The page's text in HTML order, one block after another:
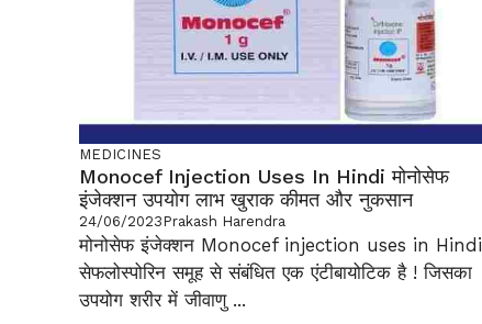
MEDICINES
Monocef Injection Uses In Hindi मोनोसेफ
इंजेक्शन उपयोग लाभ खुराक कीमत और नुकसान
24/06/2023Prakash Harendra
मोनोसेफ इंजेक्शन Monocef injection uses in Hindi
सेफलोस्पोरिन समूह से संबंधित एक एंटीबायोटिक है ! जिसका
उपयोग शरीर में जीवाणु ...